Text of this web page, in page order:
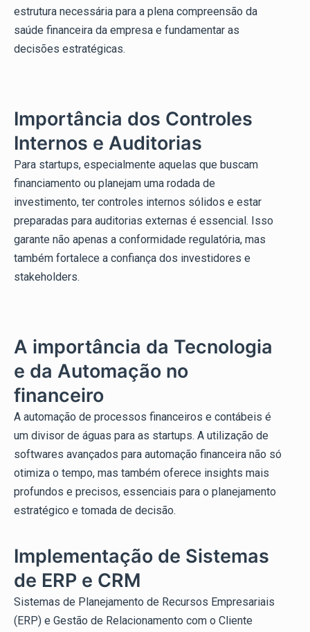
estrutura necessária para a plena compreensão da
saúde financeira da empresa e fundamentar as
decisões estratégicas.
Importância dos Controles
Internos e Auditorias
Para startups, especialmente aquelas que buscam
financiamento ou planejam uma rodada de
investimento, ter controles internos sólidos e estar
preparadas para auditorias externas é essencial. Isso
garante não apenas a conformidade regulatória, mas
também fortalece a confiança dos investidores e
stakeholders.
A importância da Tecnologia
e da Automação no
financeiro
A automação de processos financeiros e contábeis é
um divisor de águas para as startups. A utilização de
softwares avançados para automação financeira não só
otimiza o tempo, mas também oferece insights mais
profundos e precisos, essenciais para o planejamento
estratégico e tomada de decisão.
Implementação de Sistemas
de ERP e CRM
Sistemas de Planejamento de Recursos Empresariais
(ERP) e Gestão de Relacionamento com o Cliente